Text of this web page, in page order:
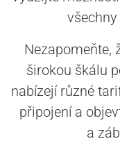
Nezapomeňte,
širokou škálu
nabízejí různé
připojení a
a